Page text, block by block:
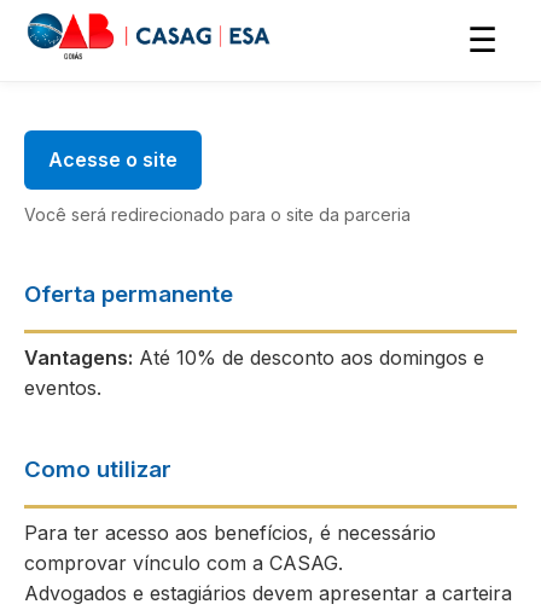
☰
Acesse o site
Você será redirecionado para o site da parceria
Oferta permanente
Vantagens: Até 10% de desconto aos domingos e
eventos.
Como utilizar
Para ter acesso aos benefícios, é necessário
comprovar vínculo com a CASAG.
Advogados e estagiários devem apresentar a carteira